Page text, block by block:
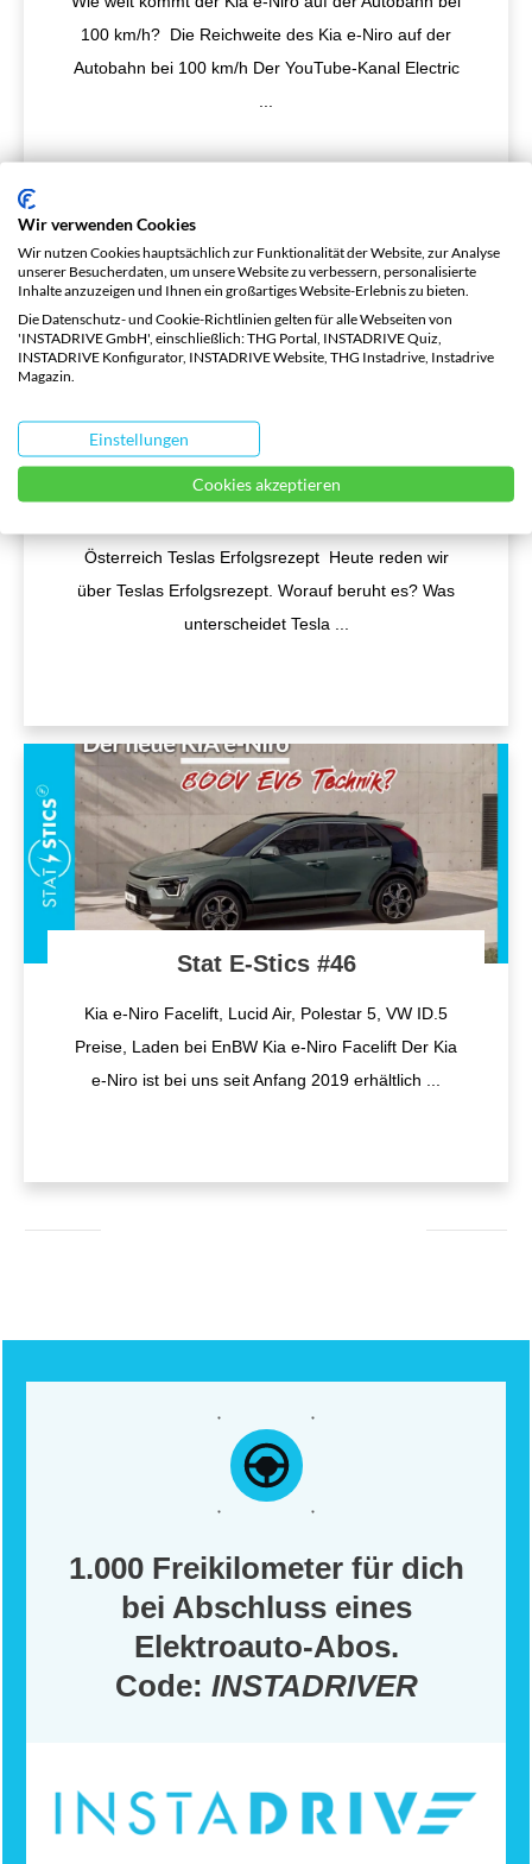
100 km/h? Die Reichweite des Kia e-Niro auf der
Autobahn bei 100 km/h Der YouTube-Kanal Electric
Stat E-Stics #47
Teslas Erfolgsrezept, BMW i4- und iX-News, Aktuelle
Österreich Teslas Erfolgsrezept Heute reden wir
über Teslas Erfolgsrezept. Worauf beruht es? Was
unterscheidet Tesla
Stat E-Stics #46
Kia e-Niro Facelift, Lucid Air, Polestar 5, VW ID.5
Preise, Laden bei EnBW Kia e-Niro Facelift Der Kia
e-Niro ist bei uns seit Anfang 2019 erhältlich
1.000 Freikilometer für dich
bei Abschluss eines
Elektroauto-Abos.
Code: INSTADRIVER
Wir verwenden Cookies
Wir nutzen Cookies hauptsächlich zur Funktionalität der Website, zur Analyse
unserer Besucherdaten, um unsere Website zu verbessern, personalisierte
Inhalte anzuzeigen und Ihnen ein großartiges Website-Erlebnis zu bieten.
Die Datenschutz- und Cookie-Richtlinien gelten für alle Webseiten von
'INSTADRIVE GmbH', einschließlich: THG Portal, INSTADRIVE Quiz,
INSTADRIVE Konfigurator, INSTADRIVE Website, THG Instadrive, Instadrive
Magazin.
Einstellungen
Cookies akzeptieren